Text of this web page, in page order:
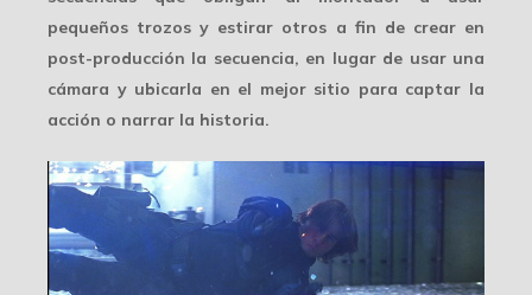
pequeños trozos y estirar otros a fin de crear en
post-producción la secuencia, en lugar de usar una
cámara y ubicarla en el mejor sitio para captar la
acción o narrar la historia.